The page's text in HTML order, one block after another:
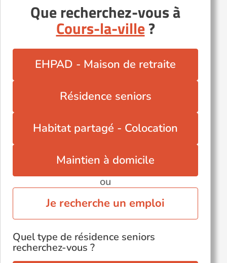
Marennes (69970)
Mornant (69440)
Neuville-sur-Saône (69250)
Saint-Genis-Laval (69230)
Villefranche-sur-Saône (69400)
Que recherchez-vous à
Cours-la-ville?
EHPAD - Maison de retraite
Résidence seniors
Habitat partagé - Colocation
Maintien à domicile
ou
Je recherche un emploi
Quel type de résidence seniors
recherchez-vous ?